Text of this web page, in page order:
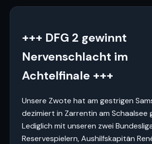
+++ DFG 2 gewinnt
Nervenschlacht im
Achtelfinale +++
Unsere Zwote hat am gestrigen
dezimiert in Zarrentin am Schaalsee
Lediglich mit unseren zwei
Reservespielern, Aushilfskapitän